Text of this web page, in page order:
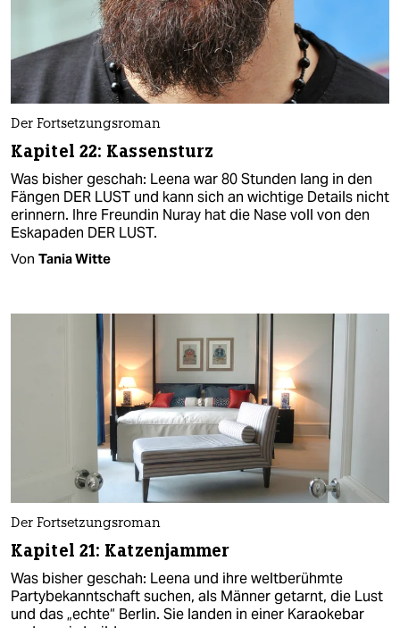
Der Fortsetzungsroman
Kapitel 22: Kassensturz
Was bisher geschah: Leena war 80 Stunden lang in den
Fängen DER LUST und kann sich an wichtige Details nicht
erinnern. Ihre Freundin Nuray hat die Nase voll von den
Eskapaden DER LUST.
Von Tania Witte
Der Fortsetzungsroman
Kapitel 21: Katzenjammer
Was bisher geschah: Leena und ihre weltberühmte
Partybekanntschaft suchen, als Männer getarnt, die Lust
und das „echte“ Berlin. Sie landen in einer Karaokebar